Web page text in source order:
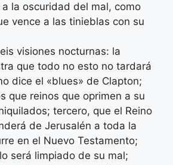
la oscuridad del mal, como
vence a las tinieblas con su
visiones nocturnas: la
que todo no esto no tardará
dice el «blues» de Clapton;
que reinos que oprimen a su
tercero, que el Reino
de Jerusalén a toda la
en el Nuevo Testamento;
será limpiado de su mal;